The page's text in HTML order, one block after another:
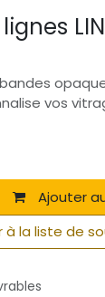
vos
Ajouter
à la liste de